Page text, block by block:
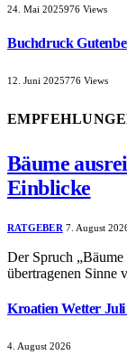
24. Mai 2025976 Views
Buchdruck
12. Juni 2025776 Views
Bäume
Einblicke
RATGEBER 7. August
Der Spruch
übertragenen Sinne
Kroatien Wetter Juli
4. August 2026